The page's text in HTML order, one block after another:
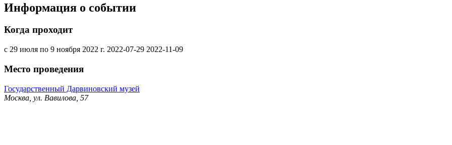
Информация о событии
Когда проходит
с 29 июля по 9 ноября 2022 г. 2022-07-29 2022-11-09
Место проведения
Государственный Дарвиновский музей
Москва, ул. Вавилова, 57